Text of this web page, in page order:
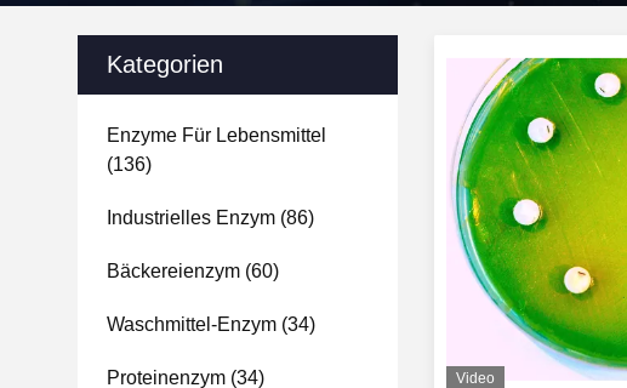
Kategorien
Enzyme Für Lebensmittel
(136)
Industrielles Enzym (86)
Bäckereienzym (60)
Waschmittel-Enzym (34)
Proteinenzym (34) Video